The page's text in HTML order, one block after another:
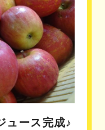
ュース完成♪